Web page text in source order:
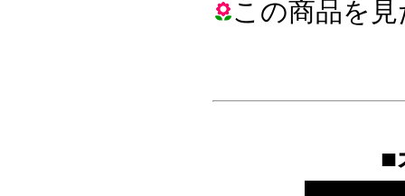
この商品を
■